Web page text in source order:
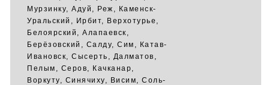
Мурзинку, Адуй, Реж, Каменск-
Уральский, Ирбит, Верхотурье,
Белоярский, Алапаевск,
Берёзовский, Салду, Сим, Катав-
Ивановск, Сысерть, Далматов,
Пелым, Серов, Качканар,
Воркуту, Синячиху, Висим, Соль-